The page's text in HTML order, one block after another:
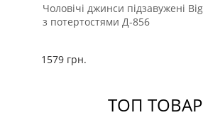
Чоловічі джинси підзавужені
з потертостями Д-856
1579 грн.
ТОП